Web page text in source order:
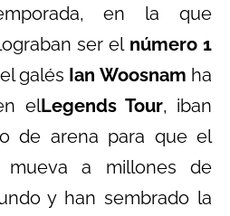
en la que
ser el número 1
galés Ian Woosnam ha
elLegends Tour, iban
de arena para que el
mueva a millones de
y han sembrado la